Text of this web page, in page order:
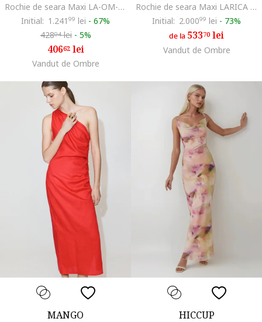
Rochie de seara Maxi LA-OM-DLR063, Rosu
Initial: 1.241 99 lei - 67%
42804lei - 5%
40662lei
Vandut de Ombre
Rochie de seara Maxi LARICA LA-OM-DLR196, Roz deschis
Initial: 2.00099 lei - 73%
de la 53370lei
Vandut de Ombre
MANGO HICCUP